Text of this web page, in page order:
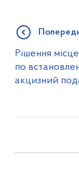
Рішення
по
акцизний